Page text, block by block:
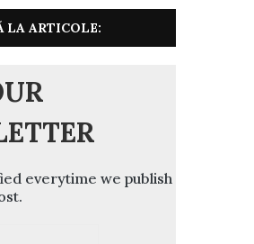
LA ARTICOLE:
everytime we publish